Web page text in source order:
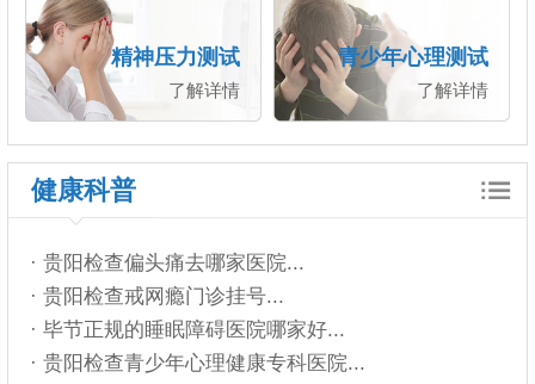
精神压力测试
了解详情
青少年心理测试
了解详情
健康科普
· 贵阳检查偏头痛去哪家医院...
· 贵阳检查戒网瘾门诊挂号...
· 毕节正规的睡眠障碍医院哪家好...
· 贵阳检查青少年心理健康专科医院...